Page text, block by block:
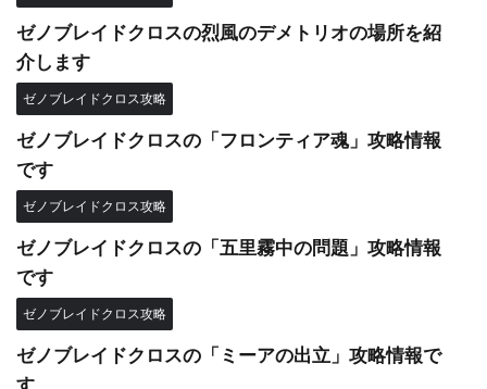
ゼノブレイドクロスの烈風のデメトリオの場所を紹
介します
ゼノブレイドクロス攻略
ゼノブレイドクロスの「フロンティア魂」攻略情報
です
ゼノブレイドクロス攻略
ゼノブレイドクロスの「五里霧中の問題」攻略情報
です
ゼノブレイドクロス攻略
ゼノブレイドクロスの「ミーアの出立」攻略情報で
す